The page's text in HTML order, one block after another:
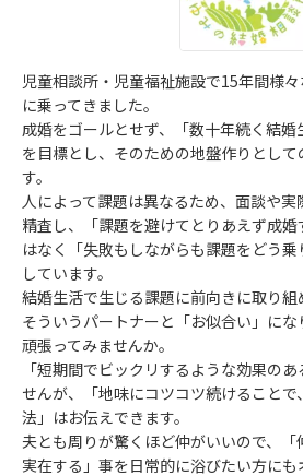
児童相談所・児童福祉施設で15年間様
に乗ってきました。
成婚をゴールとせず、「数十年続く結婚
を目標とし、そのための地盤作りとし
す。
人によって課題は異なるため、面談や
精査し、「課題を避けてとりあえず成
はなく「失敗もしながらも課題をどう
しています。
結婚生活で生じる課題に前向きに取り組
そういうパートナーと「お似合い」に
頑張ってみませんか。
「短期間でビックリするような効果の
せんが、「地味にコツコツ続けること
法」はお伝えできます。
夫とも周りが驚くほど仲がいいので、
実在する」事を日常的に浴びたい方にも